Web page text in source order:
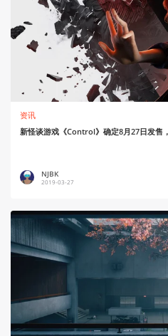
资讯
新怪谈游戏《Control》确定8月27日发售
NJBK
2019-03-27